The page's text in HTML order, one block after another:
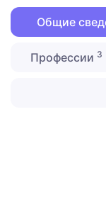
Общие
Профессии 3